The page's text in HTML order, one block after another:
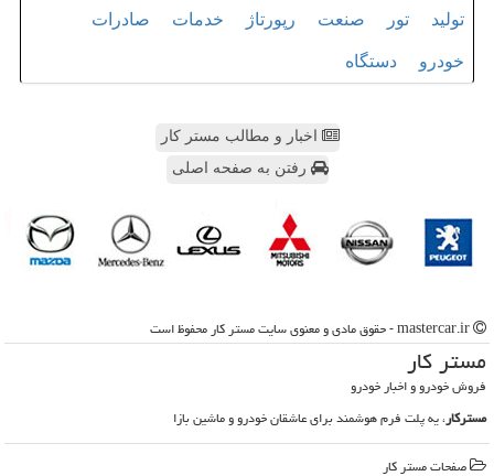
تولید تور صنعت رپورتاژ خدمات صادرات
خودرو دستگاه
اخبار و مطالب مستر کار
رفتن به صفحه اصلی
مستر كار
فروش خودرو و اخبار خودرو
مسترکار، یه پلت فرم هوشمند برای عاشقان خودرو و ماشین بازا
صفحات مستر كار